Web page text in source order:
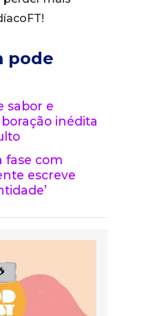
pode
sabor e
inédita
fase com
escreve